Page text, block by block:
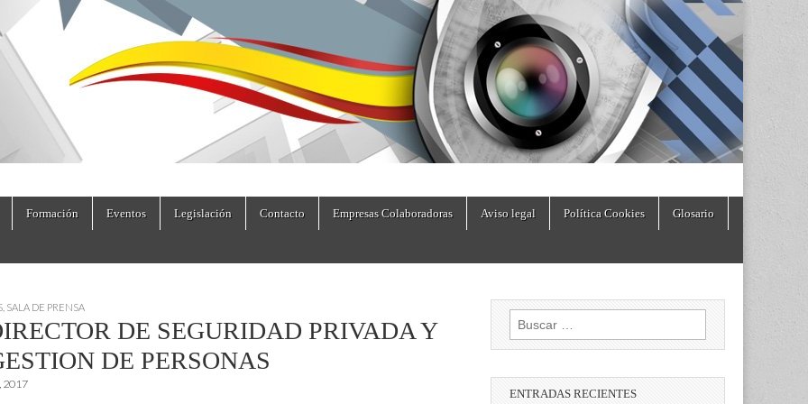
Formación Eventos Legislación Contacto Empresas Colaboradoras Aviso legal Política Cookies Glosario
SALA DE PRENSA
DE SEGURIDAD PRIVADA Y
DE PERSONAS
2017
Buscar:
ENTRADAS RECIENTES